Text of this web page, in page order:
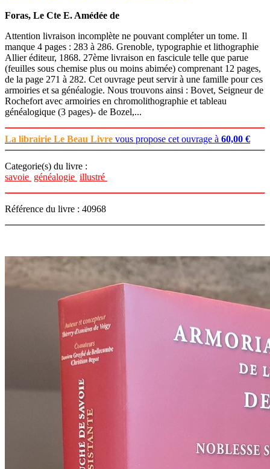
Foras, Le Cte E. Amédée de
Attention livraison incomplète ne pouvant compléter un tome. Il
manque 4 pages : 283 à 286. Grenoble, typographie et lithographie
Allier éditeur, 1868. 27ème livraison en fascicule telle que parue
(feuilles sous chemise plus ou moins abimée) comprenant 12 pages,
de la page 271 à 282. Cet ouvrage peut servir à une famille pour ces
armoiries et sa généalogie. Nous trouvons ainsi : Bovet, Seigneur de
Rochefort avec armoiries en chromolithographie et tableau
généalogique (3 pages)- de Bozel,...
La librairie Le Beau Livre vous propose cet ouvrage à 60,00 €
Categorie(s) du livre :
savoie généalogie illustré
Référence du livre : 40968